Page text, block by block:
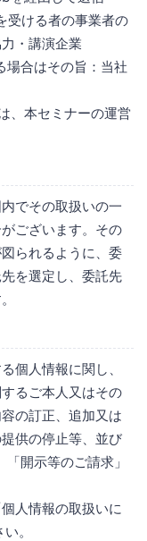
受ける者の事業者の
・講演企業
場合はその旨：当社
、本セミナーの運営
でその取扱いの一
ございます。その
られるように、委
を選定し、委託先
個人情報に関し、
るご本人又はその
の訂正、追加又は
供の停止等、並び
開示等のご請求」
人情報の取扱いに
。